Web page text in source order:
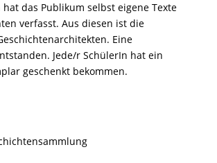
das Publikum selbst eigene Texte
verfasst. Aus diesen ist die
Eine
Jede/r SchülerIn hat ein
geschenkt bekommen.